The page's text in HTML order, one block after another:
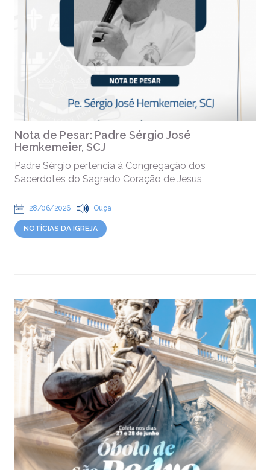
Nota de Pesar: Padre Sérgio José
Hemkemeier, SCJ
Padre Sérgio pertencia à Congregação dos
Sacerdotes do Sagrado Coração de Jesus
28/06/2026 Ouça
NOTÍCIAS DA IGREJA